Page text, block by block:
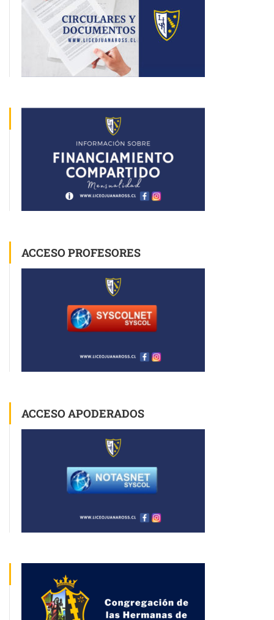
ACCESO PROFESORES
ACCESO APODERADOS